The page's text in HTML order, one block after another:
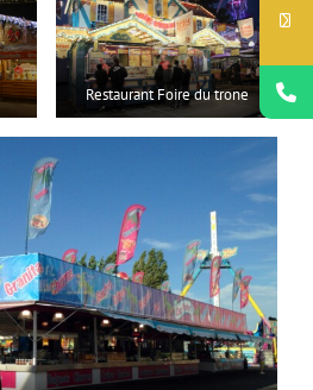
Restaurant Foire du trone